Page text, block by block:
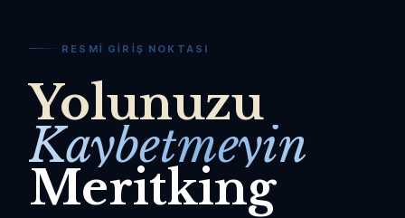
RESMI GIRIŞ NOKTASI
Yolunuzu
Kaybetmeyin
Meritking